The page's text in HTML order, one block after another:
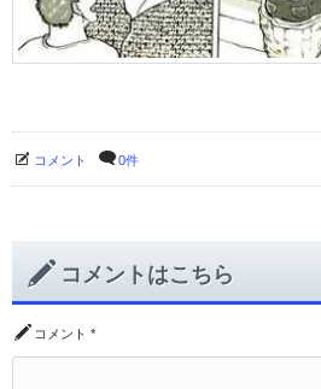
コメント 0件
コメントはこちら
コメント *